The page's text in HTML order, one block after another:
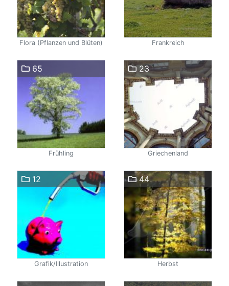
Flora (Pflanzen und Blüten) Frankreich
65
Frühling
23
Griechenland
12
Grafik/Illustration
44
Herbst